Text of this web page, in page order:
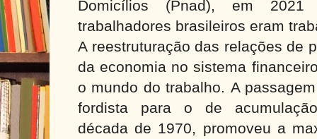
Domicílios (Pnad), em
trabalhadores brasileiros eram
A reestruturação das relações de
da economia no sistema
o mundo do trabalho. A
fordista para o de
década de 1970, promoveu a